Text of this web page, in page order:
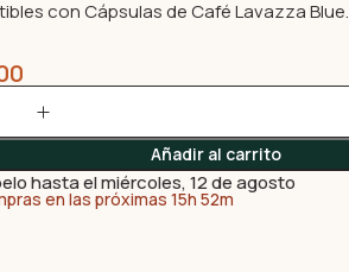
con Cápsulas de Café Lavazza Blue.
Añadir al carrito
hasta el miércoles, 12 de agosto
en las próximas 15h 52m